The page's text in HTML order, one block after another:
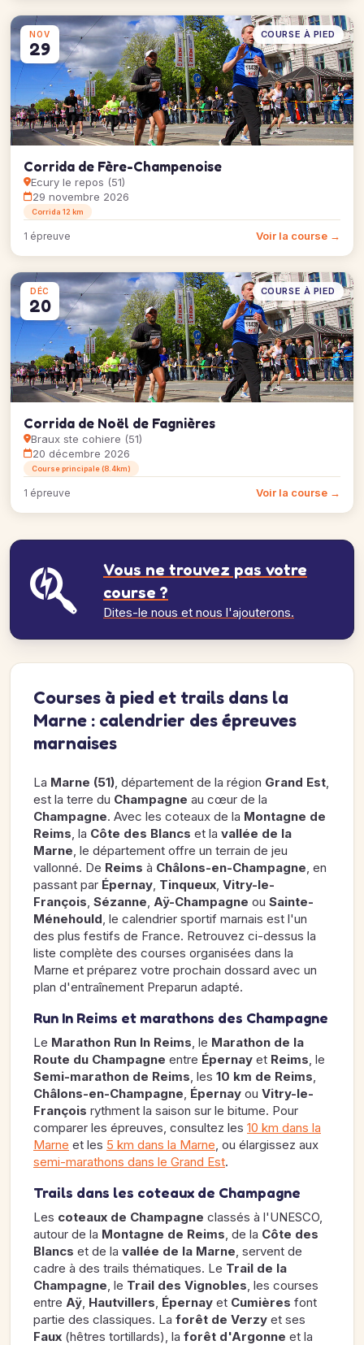
NOV
29
COURSE À PIED
Corrida de Fère-Champenoise
Ecury le repos (51)
29 novembre 2026
Corrida 12 km
1 épreuve Voir la course →
DÉC
20
COURSE À PIED
Corrida de Noël de Fagnières
Braux ste cohiere (51)
20 décembre 2026
Course principale (8.4km)
1 épreuve Voir la course →
Vous ne trouvez pas votre
course ?
Dites-le nous et nous l'ajouterons.
Courses à pied et trails dans la
Marne : calendrier des épreuves
marnaises
La Marne (51), département de la région Grand Est,
est la terre du Champagne au cœur de la
Champagne. Avec les coteaux de la Montagne de
Reims, la Côte des Blancs et la vallée de la
Marne, le département offre un terrain de jeu
vallonné. De Reims à Châlons-en-Champagne, en
passant par Épernay, Tinqueux, Vitry-le-
François, Sézanne, Aÿ-Champagne ou Sainte-
Ménehould, le calendrier sportif marnais est l'un
des plus festifs de France. Retrouvez ci-dessus la
liste complète des courses organisées dans la
Marne et préparez votre prochain dossard avec un
plan d'entraînement Preparun adapté.
Run In Reims et marathons des Champagne
Le Marathon Run In Reims, le Marathon de la
Route du Champagne entre Épernay et Reims, le
Semi-marathon de Reims, les 10 km de Reims,
Châlons-en-Champagne, Épernay ou Vitry-le-
François rythment la saison sur le bitume. Pour
comparer les épreuves, consultez les 10 km dans la
Marne et les 5 km dans la Marne, ou élargissez aux
semi-marathons dans le Grand Est.
Trails dans les coteaux de Champagne
Les coteaux de Champagne classés à l'UNESCO,
autour de la Montagne de Reims, de la Côte des
Blancs et de la vallée de la Marne, servent de
cadre à des trails thématiques. Le Trail de la
Champagne, le Trail des Vignobles, les courses
entre Aÿ, Hautvillers, Épernay et Cumières font
partie des classiques. La forêt de Verzy et ses
Faux (hêtres tortillards), la forêt d'Argonne et la